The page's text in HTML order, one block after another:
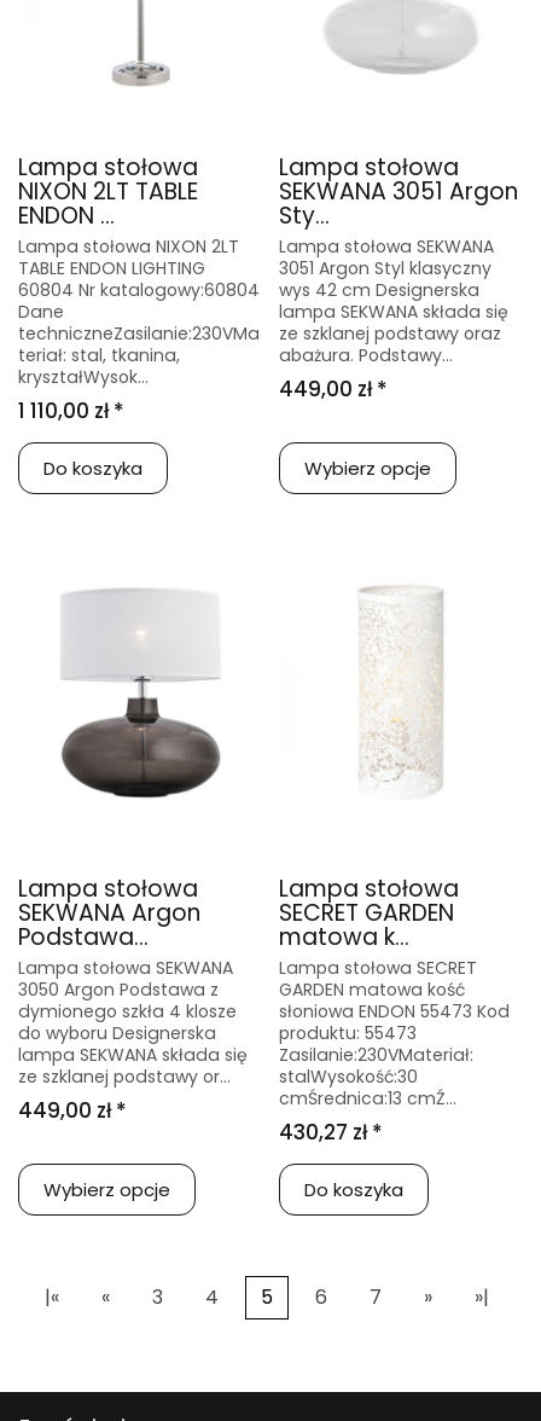
Lampa stołowa
NIXON 2LT TABLE
ENDON ...
Lampa stołowa NIXON 2LT
TABLE ENDON LIGHTING
60804 Nr katalogowy:60804
Dane
techniczneZasilanie:230VMa
teriał: stal, tkanina,
kryształWysok...
1 110,00 zł *
Do koszyka
Lampa stołowa
SEKWANA 3051 Argon
Sty...
Lampa stołowa SEKWANA
3051 Argon Styl klasyczny
wys 42 cm Designerska
lampa SEKWANA składa się
ze szklanej podstawy oraz
abażura. Podstawy...
449,00 zł *
Wybierz opcje
Lampa stołowa
SEKWANA Argon
Podstawa...
Lampa stołowa SEKWANA
3050 Argon Podstawa z
dymionego szkła 4 klosze
do wyboru Designerska
lampa SEKWANA składa się
ze szklanej podstawy or...
449,00 zł *
Wybierz opcje
Lampa stołowa
SECRET GARDEN
matowa k...
Lampa stołowa SECRET
GARDEN matowa kość
słoniowa ENDON 55473 Kod
produktu: 55473
Zasilanie:230VMateriał:
stalWysokość:30
cmŚrednica:13 cmŹ...
430,27 zł *
Do koszyka
|« « 3 4 5 6 7 » »|